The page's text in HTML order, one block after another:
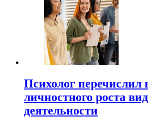
Психолог перечислил
личностного роста
деятельности